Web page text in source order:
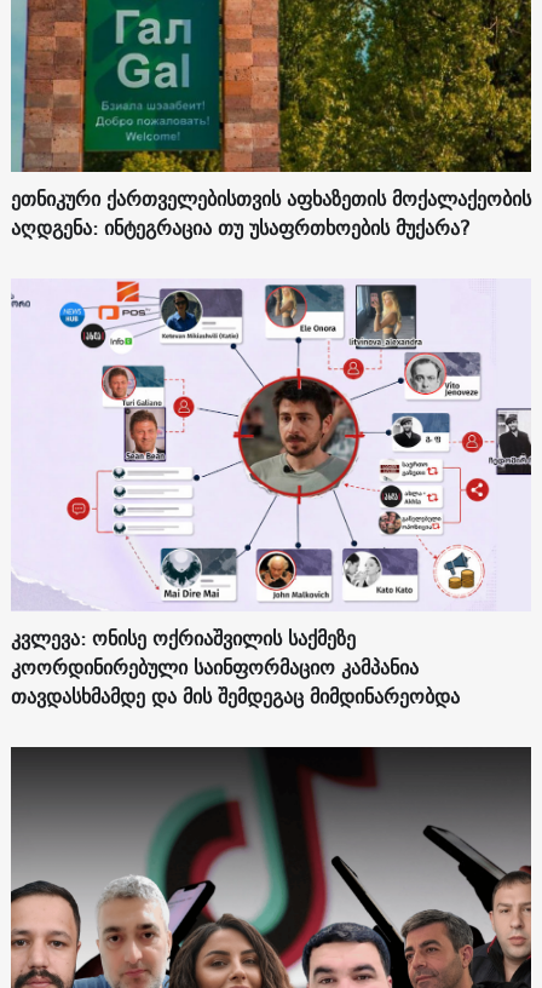
ეთნიკური ქართველებისთვის აფხაზეთის მოქალაქეობის
აღდგენა: ინტეგრაცია თუ უსაფრთხოების მუქარა?
კვლევა: ონისე ოქრიაშვილის საქმეზე
კოორდინირებული საინფორმაციო კამპანია
თავდასხმამდე და მის შემდეგაც მიმდინარეობდა